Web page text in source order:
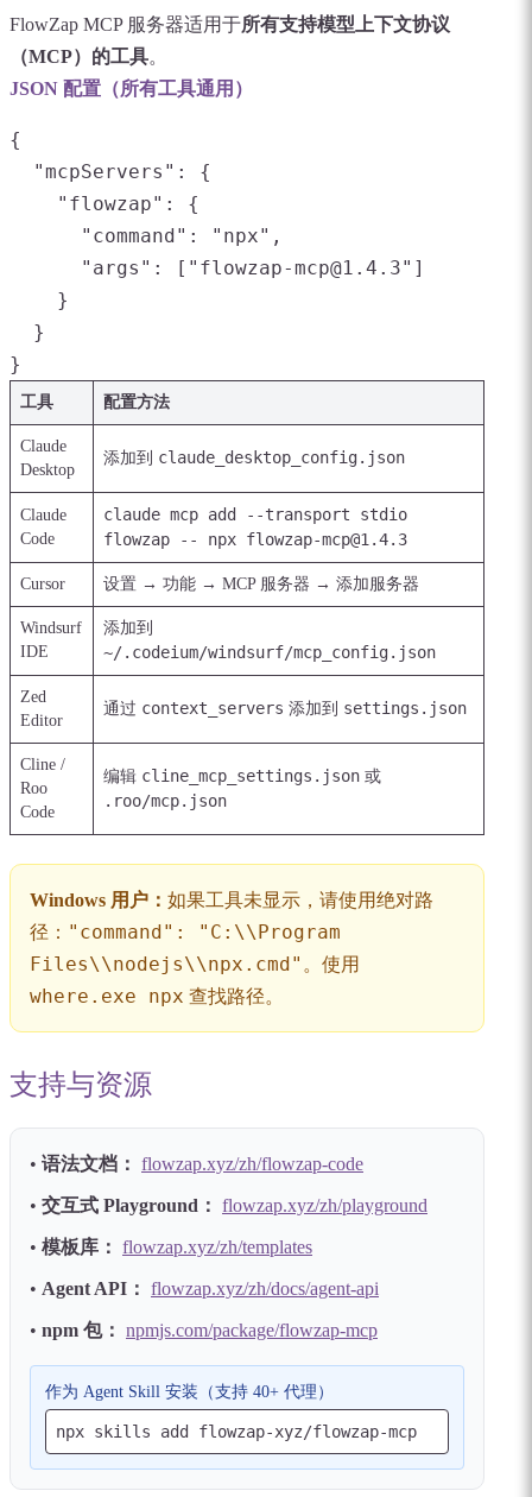
FlowZap MCP 服务器适用于所有支持模型上下文协议
（MCP）的工具。
JSON 配置（所有工具通用）
{
  "mcpServers": {
    "flowzap": {
      "command": "npx",
      "args": ["flowzap-mcp@1.4.3"]
    }
  }
}
工具 配置方法
Claude
Desktop
添加到 claude_desktop_config.json
Claude
Code
claude mcp add --transport stdio
flowzap -- npx flowzap-mcp@1.4.3
Cursor 设置 → 功能 → MCP 服务器 → 添加服务器
Windsurf
IDE
添加到
~/.codeium/windsurf/mcp_config.json
Zed
Editor
通过 context_servers 添加到 settings.json
Cline /
Roo
Code
编辑 cline_mcp_settings.json 或
.roo/mcp.json
Windows 用户： 如果工具未显示，请使用绝对路
径： "command": "C:\\Program
Files\\nodejs\\npx.cmd" 。使用
where.exe npx 查找路径。
支持与资源
• 语法文档： flowzap.xyz/zh/flowzap-code
• 交互式 Playground： flowzap.xyz/zh/playground
• 模板库： flowzap.xyz/zh/templates
• Agent API： flowzap.xyz/zh/docs/agent-api
• npm 包： npmjs.com/package/flowzap-mcp
作为 Agent Skill 安装（支持 40+ 代理）
npx skills add flowzap-xyz/flowzap-mcp